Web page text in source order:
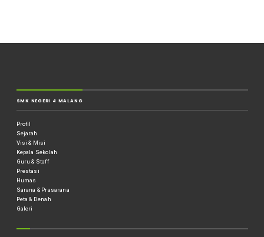
SMK NEGERI 4 MALANG
Profil
Sejarah
Visi & Misi
Kepala Sekolah
Guru & Staff
Prestasi
Humas
Sarana & Prasarana
Peta & Denah
Galeri